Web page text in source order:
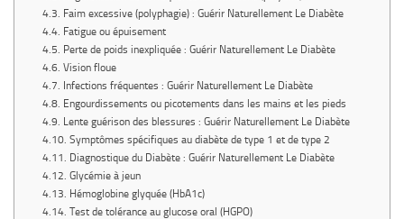
Faim excessive (polyphagie) : Guérir Naturellement Le Diabète
Fatigue ou épuisement
Perte de poids inexpliquée : Guérir Naturellement Le Diabète
Vision floue
Infections fréquentes : Guérir Naturellement Le Diabète
Engourdissements ou picotements dans les mains et les pieds
Lente guérison des blessures : Guérir Naturellement Le Diabète
Symptômes spécifiques au diabète de type 1 et de type 2
Diagnostique du Diabète : Guérir Naturellement Le Diabète
Glycémie à jeun
Hémoglobine glyquée (HbA1c)
Test de tolérance au glucose oral (HGPO)